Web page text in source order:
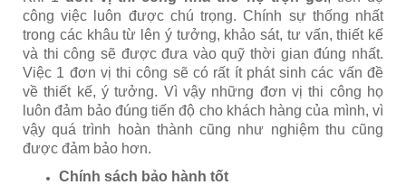
công việc luôn được chú trọng. Chính sự thống nhất
trong các khâu từ lên ý tưởng, khảo sát, tư vấn, thiết kế
và thi công sẽ được đưa vào quỹ thời gian đúng nhất.
Việc 1 đơn vị thi công sẽ có rất ít phát sinh các vấn đề
về thiết kế, ý tưởng. Vì vậy những đơn vị thi công họ
luôn đảm bảo đúng tiến độ cho khách hàng của mình, vì
vậy quá trình hoàn thành cũng như nghiệm thu cũng
được đảm bảo hơn.
Chính sách bảo hành tốt